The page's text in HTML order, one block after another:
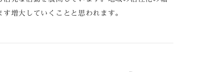
増大していくことと思われます。